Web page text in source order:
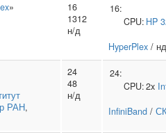
»
16
1312
н/д
16:
CPU: HP
HyperPlex /
РАН,
24
48
н/д
24:
CPU:2x
InfiniBand /